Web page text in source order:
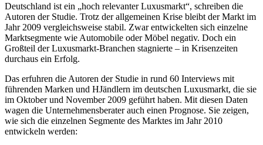
Deutschland ist ein „hoch relevanter Luxusmarkt“, schreiben die
Autoren der Studie. Trotz der allgemeinen Krise bleibt der Markt im
Jahr 2009 vergleichsweise stabil. Zwar entwickelten sich einzelne
Marktsegmente wie Automobile oder Möbel negativ. Doch ein
Großteil der Luxusmarkt-Branchen stagnierte – in Krisenzeiten
durchaus ein Erfolg.
Das erfuhren die Autoren der Studie in rund 60 Interviews mit
führenden Marken und HJändlern im deutschen Luxusmarkt, die sie
im Oktober und November 2009 geführt haben. Mit diesen Daten
wagen die Unternehmensberater auch einen Prognose. Sie zeigen,
wie sich die einzelnen Segmente des Marktes im Jahr 2010
entwickeln werden: